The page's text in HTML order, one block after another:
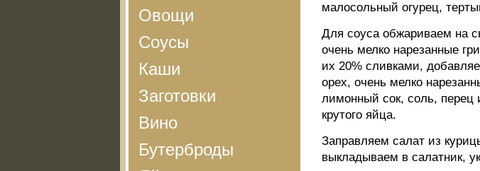
Овощи
Соусы
Каши
Заготовки
Вино
Бутерброды
малосольный огурец,
Для соуса обжариваем на
очень мелко нарезанные
их 20% сливками,
орех, очень мелко
лимонный сок, соль, перец
крутого яйца.
Заправляем салат из
выкладываем в салатник,